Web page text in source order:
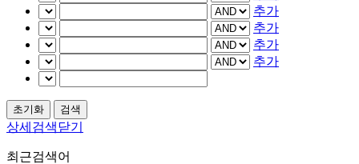
추가
추가
추가
추가
상세검색닫기
최근검색어